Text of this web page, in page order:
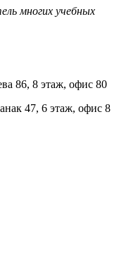
многих учебных
86, 8 этаж, офис 80
47, 6 этаж, офис 8